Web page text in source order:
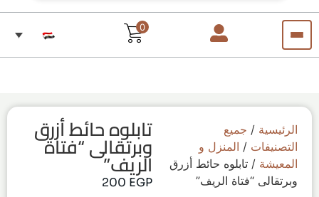
مصر
0
الرئيسية / جميع
التصنيفات / المنزل و
المعيشة / تابلوه حائط أزرق
وبرتقالى “فتاة الريف”
تابلوه حائط أزرق
وبرتقالى “فتاة
الريف”
200 EGP